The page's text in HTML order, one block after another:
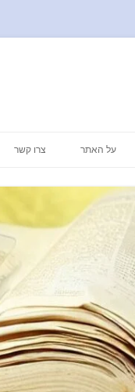
על האתר צרו קשר